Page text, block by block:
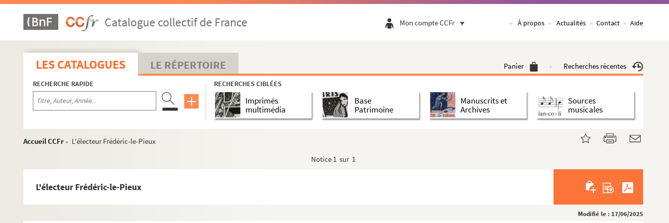
Catalogue collectif de France Mon compte CCFr À propos Actualités Contact Aide
LES CATALOGUES LE RÉPERTOIRE Panier Recherches récentes
RECHERCHE RAPIDE RECHERCHES CIBLÉES
Imprimés
multimédia
Base
Patrimoine
Manuscrits et
Archives
Sources
musicales
Accueil CCFr >
L'électeur Frédéric-le-Pieux
Notice 1 sur 1
L'électeur Frédéric-le-Pieux
Modifié le : 17/06/2025